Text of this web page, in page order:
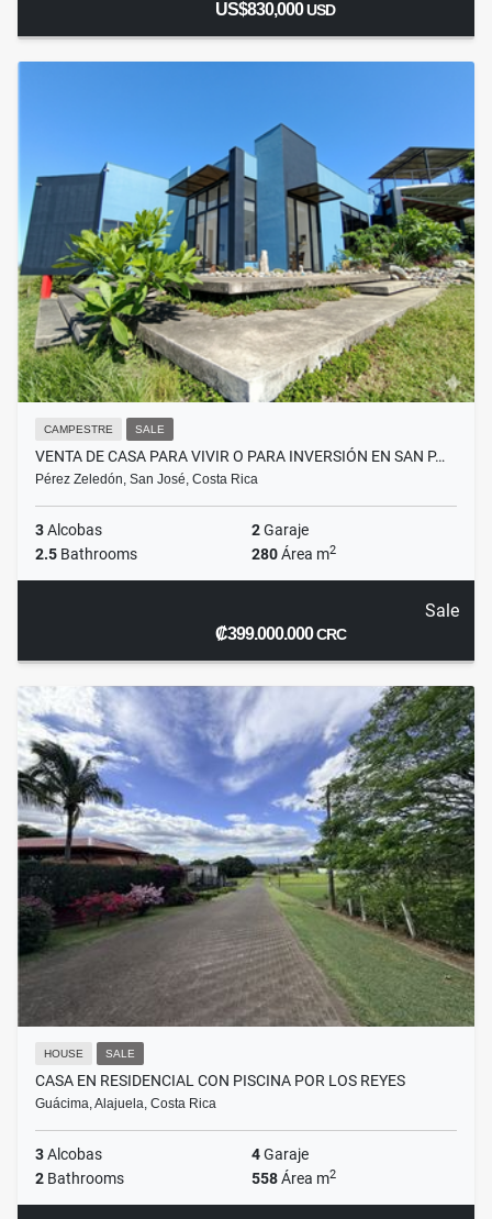
US$830,000USD
CAMPESTRE SALE
VENTA DE CASA PARA VIVIR O PARA INVERSIÓN EN SAN P…
Pérez Zeledón, San José, Costa Rica
3Alcobas 2Garaje
2.5 Bathrooms 280Área m2
Sale
₡399.000.000CRC
HOUSE SALE
CASA EN RESIDENCIAL CON PISCINA POR LOS REYES
Guácima, Alajuela, Costa Rica
3Alcobas 4Garaje
2 Bathrooms 558Área m2